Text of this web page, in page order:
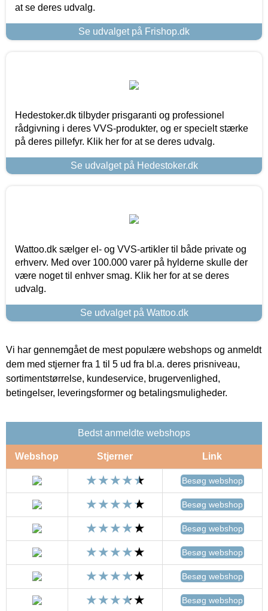
at se deres udvalg.
Se udvalget på Frishop.dk
Hedestoker.dk tilbyder prisgaranti og professionel
rådgivning i deres VVS-produkter, og er specielt stærke
på deres pillefyr. Klik her for at se deres udvalg.
Se udvalget på Hedestoker.dk
Wattoo.dk sælger el- og VVS-artikler til både private og
erhverv. Med over 100.000 varer på hylderne skulle der
være noget til enhver smag. Klik her for at se deres
udvalg.
Se udvalget på Wattoo.dk
Vi har gennemgået de mest populære webshops og anmeldt
dem med stjerner fra 1 til 5 ud fra bl.a. deres prisniveau,
sortimentstørrelse, kundeservice, brugervenlighed,
betingelser, leveringsformer og betalingsmuligheder.
Bedst anmeldte webshops
Webshop Stjerner Link
Besøg webshop
Besøg webshop
Besøg webshop
Besøg webshop
Besøg webshop
Besøg webshop